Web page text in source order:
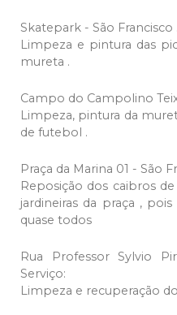
Skatepark - São Francisco
Limpeza e pintura das
mureta .
Campo do Campolino
Limpeza, pintura da
de futebol .
Praça da Marina 01 - São
Reposição dos caibros
jardineiras da praça ,
quase todos
Rua Professor Sylvio
Serviço:
Limpeza e recuperação